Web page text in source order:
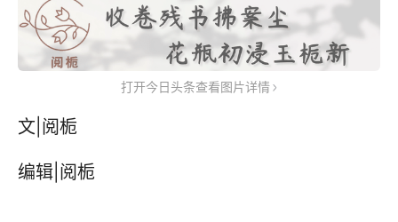
打开今日头条查看图片详情
文|阅栀
编辑|阅栀